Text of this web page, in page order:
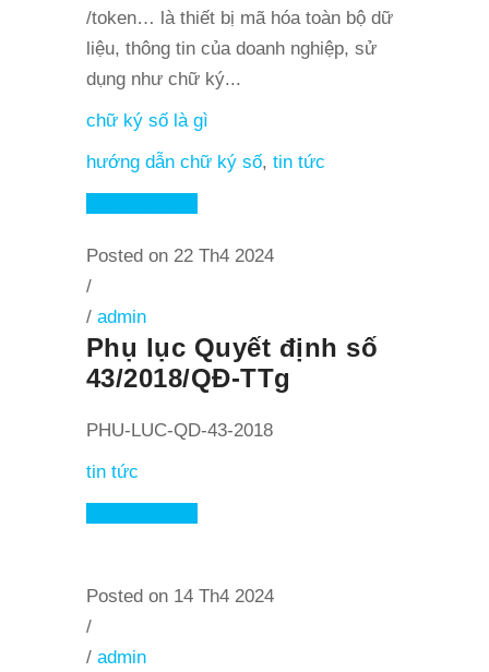
/token… là thiết bị mã hóa toàn bộ dữ
liệu, thông tin của doanh nghiệp, sử
dụng như chữ ký...
chữ ký số là gì
hướng dẫn chữ ký số, tin tức
Posted on 22 Th4 2024
/
/ admin
Phụ lục Quyết định số
43/2018/QĐ-TTg
PHU-LUC-QD-43-2018
tin tức
Posted on 14 Th4 2024
/
/ admin